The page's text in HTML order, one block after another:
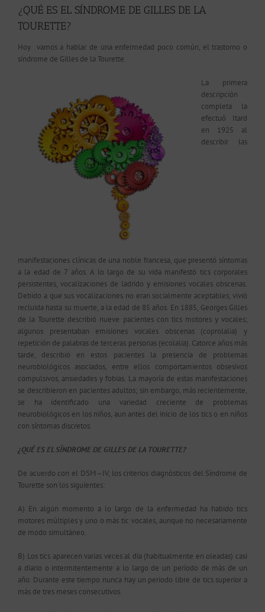
¿QUÉ ES EL SÍNDROME DE GILLES DE LA
TOURETTE?
Hoy vamos a hablar de una enfermedad poco común, el trastorno o
síndrome de Gilles de la Tourette.
La primera
descripción
completa la
efectuó Itard
en 1925 al
describir las
manifestaciones clínicas de una noble francesa, que presentó síntomas
a la edad de 7 años. A lo largo de su vida manifestó tics corporales
persistentes, vocalizaciones de ladrido y emisiones vocales obscenas.
Debido a que sus vocalizaciones no eran socialmente aceptables, vivió
recluida hasta su muerte, a la edad de 85 años. En 1885, Georges Gilles
de la Tourette describió nueve pacientes con tics motores y vocales;
algunos presentaban emisiones vocales obscenas (coprolalia) y
repetición de palabras de terceras personas (ecolalia). Catorce años más
tarde, describió en estos pacientes la presencia de problemas
neurobiológicos asociados, entre ellos comportamientos obsesivos
compulsivos, ansiedades y fobias. La mayoría de estas manifestaciones
se describieron en pacientes adultos; sin embargo, más recientemente,
se ha identificado una variedad creciente de problemas
neurobiológicos en los niños, aun antes del inicio de los tics o en niños
con síntomas discretos.
¿QUÉ ES EL SÍNDROME DE GILLES DE LA TOURETTE?
De acuerdo con el DSM –IV, los criterios diagnósticos del Síndrome de
Tourette son los siguientes:
A) En algún momento a lo largo de la enfermedad ha habido tics
motores múltiples y uno o más tic vocales, aunque no necesariamente
de modo simultáneo.
B) Los tics aparecen varias veces al día (habitualmente en oleadas) casi
a diario o intermitentemente a lo largo de un período de más de un
año. Durante este tiempo nunca hay un periodo libre de tics superior a
más de tres meses consecutivos.